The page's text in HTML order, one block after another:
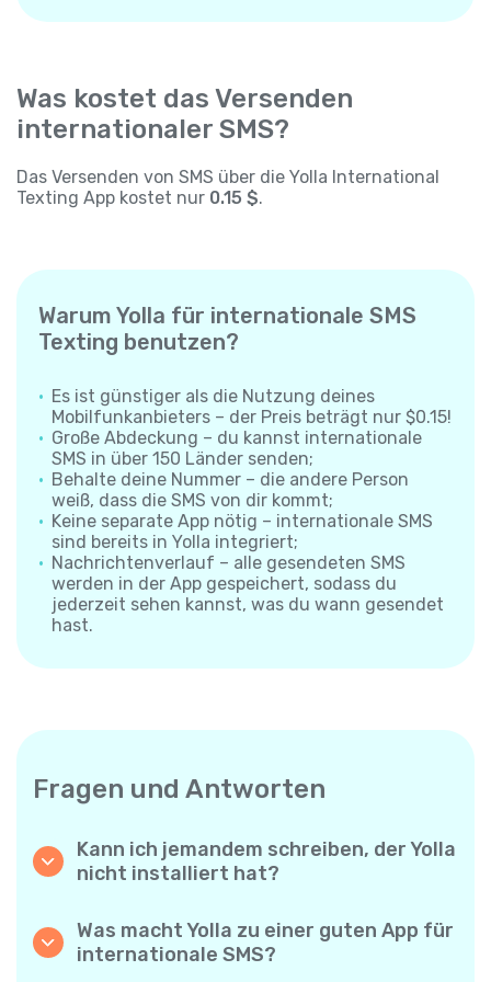
Was kostet das Versenden
internationaler SMS?
Das Versenden von SMS über die Yolla International
Texting App kostet nur 0.15 $.
Warum Yolla für internationale SMS
Texting benutzen?
Es ist günstiger als die Nutzung deines
Mobilfunkanbieters – der Preis beträgt nur $0.15!
Große Abdeckung – du kannst internationale
SMS in über 150 Länder senden;
Behalte deine Nummer – die andere Person
weiß, dass die SMS von dir kommt;
Keine separate App nötig – internationale SMS
sind bereits in Yolla integriert;
Nachrichtenverlauf – alle gesendeten SMS
werden in der App gespeichert, sodass du
jederzeit sehen kannst, was du wann gesendet
hast.
Fragen und Antworten
Kann ich jemandem schreiben, der Yolla
nicht installiert hat?
Mobilnummer des Empfängers – die andere
Person muss nichts installieren und braucht
Was macht Yolla zu einer guten App für
internationale SMS?